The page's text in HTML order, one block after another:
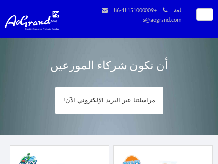
لغة
+86-18151000009
s@aogrand.com
أن نكون شركاء الموزعين
مراسلتنا عبر البريد الإلكتروني الآن!